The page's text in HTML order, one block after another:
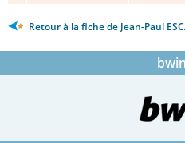
Retour à la fiche de Jean-Paul